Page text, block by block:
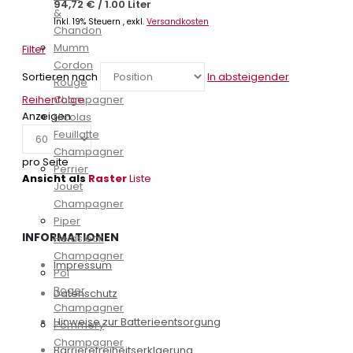
&
Chandon
Mumm
Cordon
Rouge
Champagner
Nicolas
Feuillatte
Champagner
Perrier
Jouet
Champagner
Piper
Heidsieck
Champagner
Pol
Roger
Champagner
Pommery
Champagner
94,72 € /1.00 Liter
Inkl. 19% Steuern , exkl. Versandkosten
Filter
Sortieren nach
In absteigender
Reihenfolge
Anzeigen
pro Seite
Ansicht als RasterListe
INFORMATIONEN
Impressum
Datenschutz
Hinweise zur Batterieentsorgung